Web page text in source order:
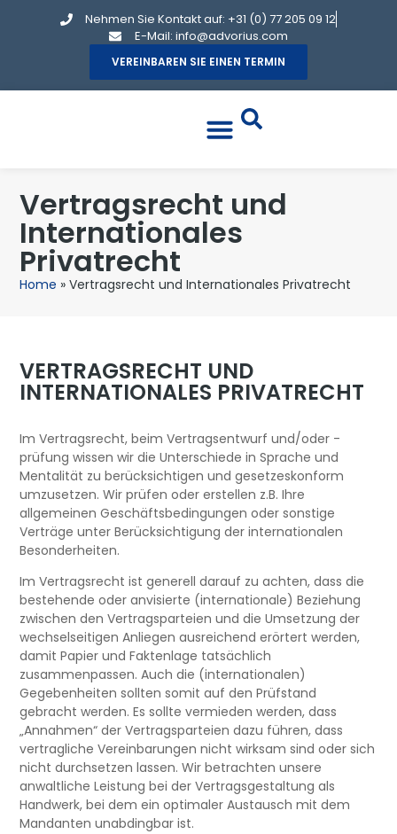
Nehmen Sie Kontakt auf: +31 (0) 77 205 09 12
E-Mail: info@advorius.com
VEREINBAREN SIE EINEN TERMIN
Vertragsrecht und
Internationales
Privatrecht
Home »Vertragsrecht und Internationales Privatrecht
VERTRAGSRECHT UND
INTERNATIONALES PRIVATRECHT
Im Vertragsrecht, beim Vertragsentwurf und/oder -
prüfung wissen wir die Unterschiede in Sprache und
Mentalität zu berücksichtigen und gesetzeskonform
umzusetzen. Wir prüfen oder erstellen z.B. Ihre
allgemeinen Geschäftsbedingungen oder sonstige
Verträge unter Berücksichtigung der internationalen
Besonderheiten.
Im Vertragsrecht ist generell darauf zu achten, dass die
bestehende oder anvisierte (internationale) Beziehung
zwischen den Vertragsparteien und die Umsetzung der
wechselseitigen Anliegen ausreichend erörtert werden,
damit Papier und Faktenlage tatsächlich
zusammenpassen. Auch die (internationalen)
Gegebenheiten sollten somit auf den Prüfstand
gebracht werden. Es sollte vermieden werden, dass
„Annahmen“ der Vertragsparteien dazu führen, dass
vertragliche Vereinbarungen nicht wirksam sind oder sich
nicht durchsetzen lassen. Wir betrachten unsere
anwaltliche Leistung bei der Vertragsgestaltung als
Handwerk, bei dem ein optimaler Austausch mit dem
Mandanten unabdingbar ist.